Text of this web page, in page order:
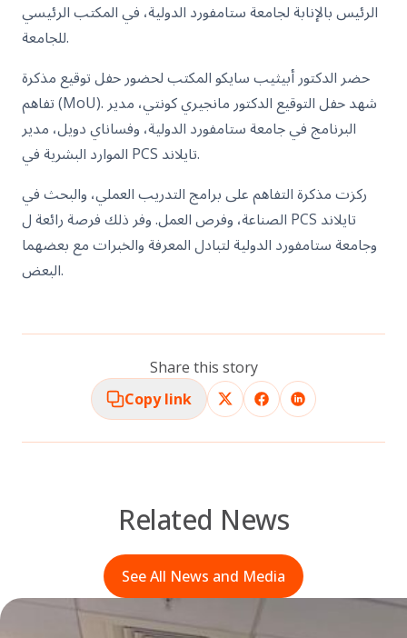
الرئيس بالإنابة لجامعة ستامفورد الدولية، في المكتب الرئيسي
للجامعة.
حضر الدكتور أبيثيب سايكو المكتب لحضور حفل توقيع مذكرة
تفاهم (MoU). شهد حفل التوقيع الدكتور مانجيري كونتي، مدير
البرنامج في جامعة ستامفورد الدولية، وفساناي دويل، مدير
الموارد البشرية في PCS تايلاند.
ركزت مذكرة التفاهم على برامج التدريب العملي، والبحث في
الصناعة، وفرص العمل. وفر ذلك فرصة رائعة ل PCS تايلاند
وجامعة ستامفورد الدولية لتبادل المعرفة والخبرات مع بعضهما
البعض.
Share this story
Copy link
Related News
See All News and Media